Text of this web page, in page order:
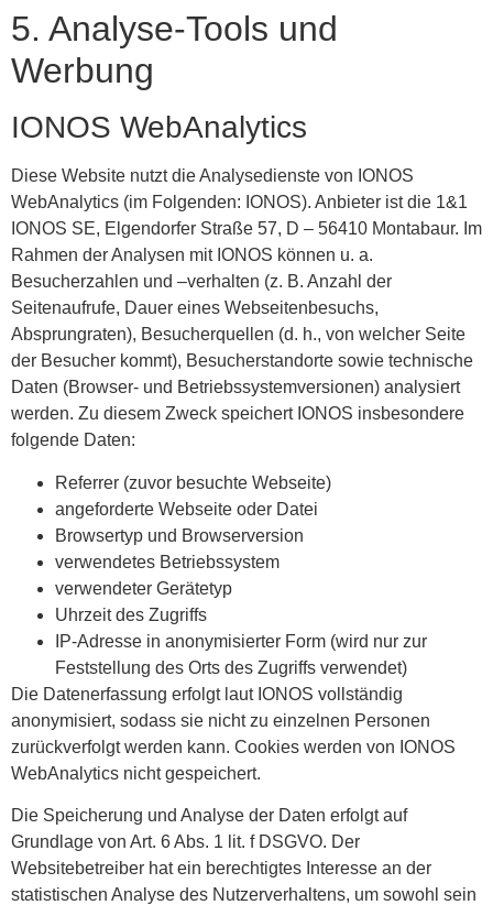
5. Analyse-Tools und
Werbung
IONOS WebAnalytics
Diese Website nutzt die Analysedienste von IONOS
WebAnalytics (im Folgenden: IONOS). Anbieter ist die 1&1
IONOS SE, Elgendorfer Straße 57, D – 56410 Montabaur. Im
Rahmen der Analysen mit IONOS können u. a.
Besucherzahlen und –verhalten (z. B. Anzahl der
Seitenaufrufe, Dauer eines Webseitenbesuchs,
Absprungraten), Besucherquellen (d. h., von welcher Seite
der Besucher kommt), Besucherstandorte sowie technische
Daten (Browser- und Betriebssystemversionen) analysiert
werden. Zu diesem Zweck speichert IONOS insbesondere
folgende Daten:
Referrer (zuvor besuchte Webseite)
angeforderte Webseite oder Datei
Browsertyp und Browserversion
verwendetes Betriebssystem
verwendeter Gerätetyp
Uhrzeit des Zugriffs
IP-Adresse in anonymisierter Form (wird nur zur
Feststellung des Orts des Zugriffs verwendet)
Die Datenerfassung erfolgt laut IONOS vollständig
anonymisiert, sodass sie nicht zu einzelnen Personen
zurückverfolgt werden kann. Cookies werden von IONOS
WebAnalytics nicht gespeichert.
Die Speicherung und Analyse der Daten erfolgt auf
Grundlage von Art. 6 Abs. 1 lit. f DSGVO. Der
Websitebetreiber hat ein berechtigtes Interesse an der
statistischen Analyse des Nutzerverhaltens, um sowohl sein